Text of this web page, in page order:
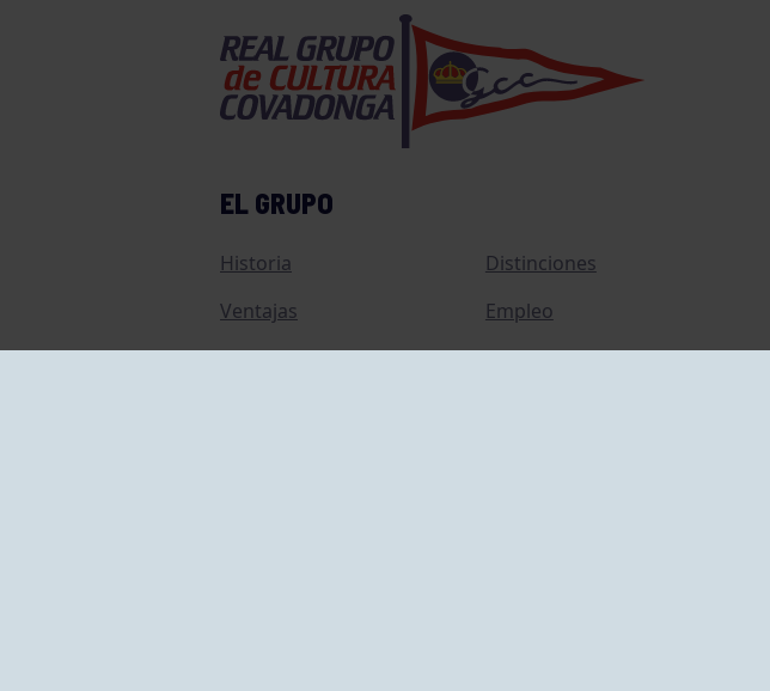
EL GRUPO
Historia
Distinciones
Ventajas
Empleo
Junta directiva
Publicaciones